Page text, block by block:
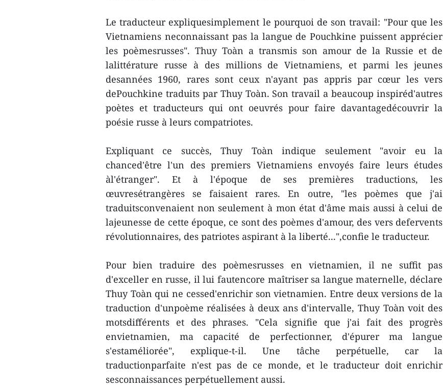
Le traducteur expliquesimplement le pourquoi de son travail: "Pour que les
Vietnamiens neconnaissant pas la langue de Pouchkine puissent apprécier
les poèmesrusses". Thuy Toàn a transmis son amour de la Russie et de
lalittérature russe à des millions de Vietnamiens, et parmi les jeunes
desannées 1960, rares sont ceux n'ayant pas appris par cœur les vers
dePouchkine traduits par Thuy Toàn. Son travail a beaucoup inspiréd'autres
poètes et traducteurs qui ont oeuvrés pour faire davantagedécouvrir la
poésie russe à leurs compatriotes.
Expliquant ce succès, Thuy Toàn indique seulement "avoir eu la
chanced'être l'un des premiers Vietnamiens envoyés faire leurs études
àl'étranger". Et à l'époque de ses premières traductions, les
œuvresétrangères se faisaient rares. En outre, "les poèmes que j'ai
traduitsconvenaient non seulement à mon état d'âme mais aussi à celui de
lajeunesse de cette époque, ce sont des poèmes d'amour, des vers defervents
révolutionnaires, des patriotes aspirant à la liberté...",confie le traducteur.
Pour bien traduire des poèmesrusses en vietnamien, il ne suffit pas
d'exceller en russe, il lui fautencore maîtriser sa langue maternelle, déclare
Thuy Toàn qui ne cessed'enrichir son vietnamien. Entre deux versions de la
traduction d'unpoème réalisées à deux ans d'intervalle, Thuy Toàn voit des
motsdifférents et des phrases. "Cela signifie que j'ai fait des progrès
envietnamien, ma capacité de perfectionner, d'épurer ma langue
s'estaméliorée", explique-t-il. Une tâche perpétuelle, car la
traductionparfaite n'est pas de ce monde, et le traducteur doit enrichir
sesconnaissances perpétuellement aussi.